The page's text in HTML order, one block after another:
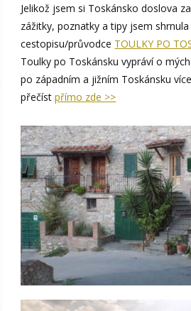
Jelikož jsem si Toskánsko doslova
zážitky, poznatky a tipy jsem
cestopisu/průvodce TOULKY PO
Toulky po Toskánsku vypráví o
po západním a jižním Toskánsku
přečístpřímo zde >>